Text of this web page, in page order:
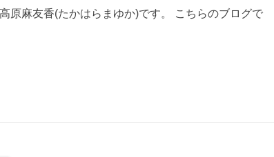
原麻友香(たかはらまゆか)です。 こちらのブログで